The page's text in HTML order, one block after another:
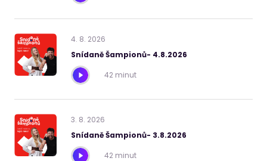
4. 8. 2026
Snídaně Šampionů- 4.8.2026
42 minut
3. 8. 2026
Snídaně Šampionů- 3.8.2026
42 minut